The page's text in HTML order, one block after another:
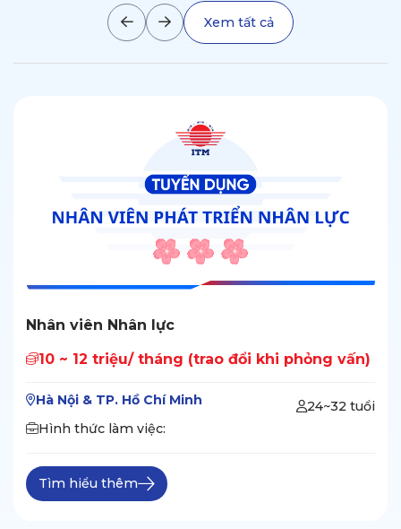
Xem tất cả
Nhân viên Nhân lực
10 ~ 12 triệu/ tháng (trao đổi khi phỏng vấn)
Hà Nội & TP. Hồ Chí Minh
24~32 tuổi
Hình thức làm việc:
Tìm hiểu thêm